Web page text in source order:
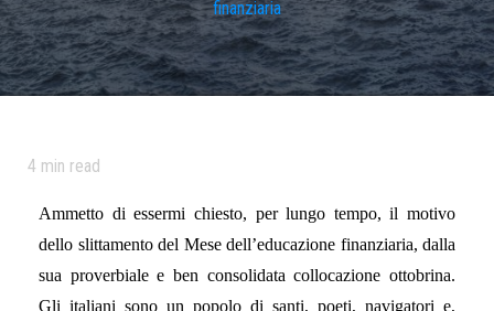
finanziaria
4 min read
Ammetto di essermi chiesto, per lungo tempo, il motivo
dello slittamento del Mese dell’educazione finanziaria, dalla
sua proverbiale e ben consolidata collocazione ottobrina.
Gli italiani sono un popolo di santi, poeti, navigatori e,